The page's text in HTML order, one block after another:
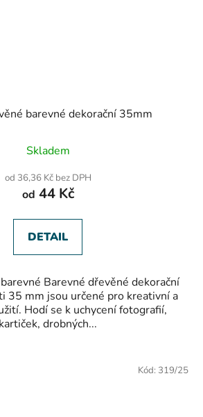
barevné dekorační 35mm
Skladem
od 36,36 Kč bez DPH
od 44 Kč
DETAIL
Barevné dřevěné dekorační
35 mm jsou určené pro kreativní a
Hodí se k uchycení fotografií,
kartiček, drobných...
Kód: 319/25